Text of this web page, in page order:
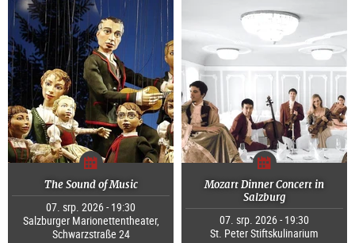
The Sound of Music
07. srp. 2026 - 19:30
Salzburger Marionettentheater,
Schwarzstraße 24
Mozart Dinner Concert in
Salzburg
07. srp. 2026 - 19:30
St. Peter Stiftskulinarium